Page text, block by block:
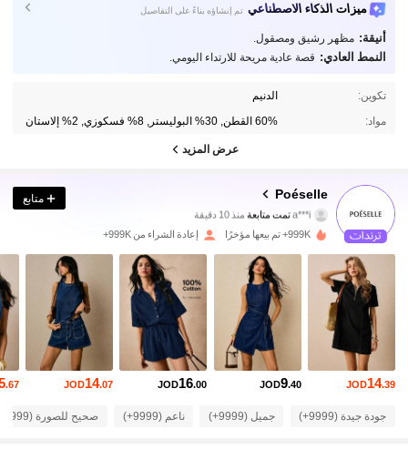
ميزات الذكاء الاصطناعي تم إنشاؤه بناءً على التفاصيل
أنيقة: مظهر رشيق ومصقول.
النمط العادي: قصة عادية مريحة للارتداء اليومي.
تكوين: الدنيم
مواد: 60% القطن, 30% البوليستر, 8% فسكوزي, 2% إلاستان
عرض المزيد
Poéselle
a***i تمت متابعة
b***wتتصفح
4.86
1.5M متابعون
1.5M متابعون
متابع
999K+ تم بيعها مؤخرًا إعادة الشراء من 999K+
JOD14.39
JOD9.40
JOD16.00
JOD14.07
.67
جودة جيدة (9999+) جميل (9999+) ناعم (9999+) صحيح للصورة (9999+)